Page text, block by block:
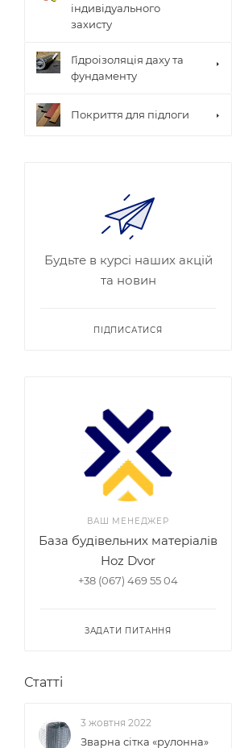
індивідуального
захисту
Гідроізоляція даху та
фундаменту
Покриття для підлоги
Будьте в курсі наших акцій
та новин
ПІДПИСАТИСЯ
ВАШ МЕНЕДЖЕР
База будівельних матеріалів
Hoz Dvor
+38 (067) 469 55 04
ЗАДАТИ ПИТАННЯ
Статті
3 жовтня 2022
Зварна сітка «рулонна»